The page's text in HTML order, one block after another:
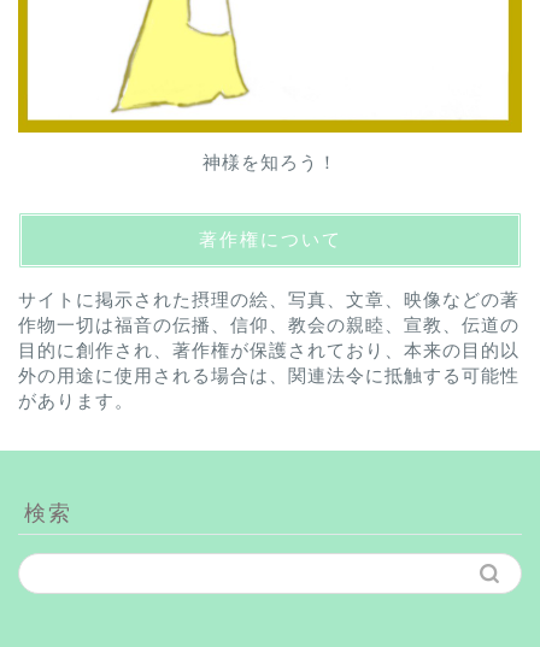
神様を知ろう！
著作権について
サイトに掲示された摂理の絵、写真、文章、映像などの著
作物一切は福音の伝播、信仰、教会の親睦、宣教、伝道の
目的に創作され、著作権が保護されており、本来の目的以
外の用途に使用される場合は、関連法令に抵触する可能性
があります。
検索